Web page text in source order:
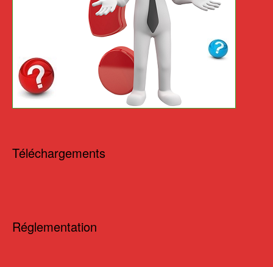
Téléchargements
Réglementation